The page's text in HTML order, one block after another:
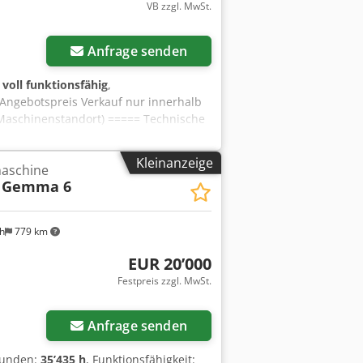
VB zzgl. MwSt.
Anfrage senden
voll funktionsfähig,
Verkauf nur innerhalb
===== Technische
Für die Richtigkeit der
von Zubehör und
genannten
Gewähr. Kein Verkauf an
Delivery condition: FCA
German text leading
of tools & accessories as well as
Kleinanzeige
779 km
Gemma 6
EUR 20’000
Festpreis zzgl. MwSt.
Anfrage senden
35’435 h, Funktionsfähigkeit: